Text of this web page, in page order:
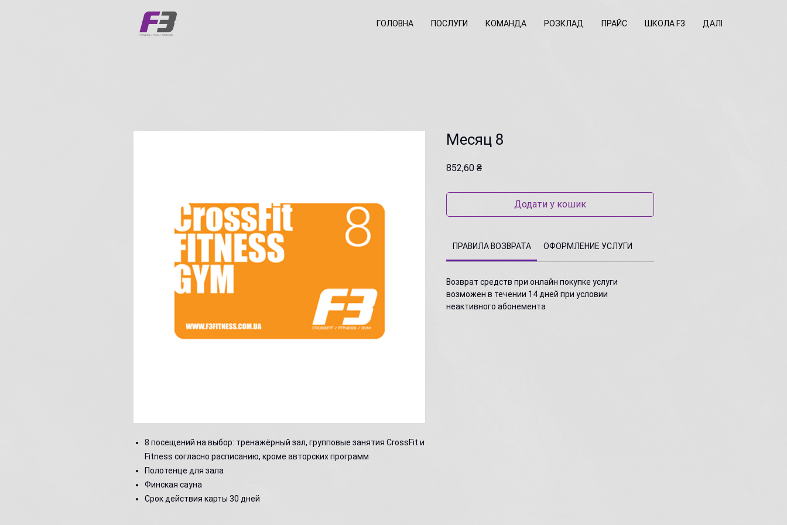
ГОЛОВНА ПОСЛУГИ КОМАНДА РОЗКЛАД ПРАЙС ШКОЛА F3 ДАЛІ
8 посещений на выбор: тренажёрный зал, групповые занятия СrossFit и
Fitness согласно расписанию, кроме авторских программ
Полотенце для зала
Финская сауна
Срок действия карты 30 дней
Месяц 8
852,60 ₴Ціна
Додати у кошик
ПРАВИЛА ВОЗВРАТА ОФОРМЛЕНИЕ УСЛУГИ
Возврат средств при онлайн покупке услуги
возможен в течении 14 дней при условии
неактивного абонемента